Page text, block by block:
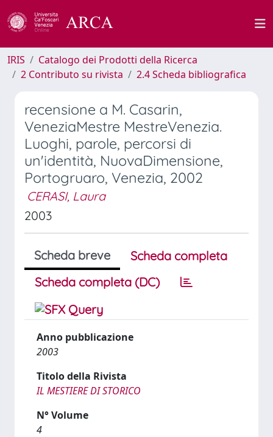
IRIS
Catalogo dei Prodotti della Ricerca
2 Contributo su rivista
2.4 Scheda bibliografica
recensione a M. Casarin,
VeneziaMestre MestreVenezia.
Luoghi, parole, percorsi di
un'identità, NuovaDimensione,
Portogruaro, Venezia, 2002
CERASI, Laura
2003
Scheda breve
Scheda completa
Scheda completa (DC)
Anno pubblicazione
2003
Titolo della Rivista
IL MESTIERE DI STORICO
N° Volume
4